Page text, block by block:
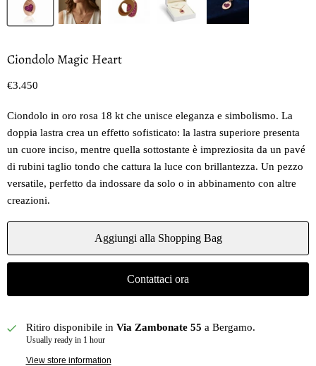
Ciondolo Magic Heart
Prezzo oggi
€3.450
Ciondolo in oro rosa 18 kt che unisce eleganza e simbolismo. La
doppia lastra crea un effetto sofisticato: la lastra superiore presenta
un cuore inciso, mentre quella sottostante è impreziosita da un pavé
di rubini taglio tondo che cattura la luce con brillantezza. Un pezzo
versatile, perfetto da indossare da solo o in abbinamento con altre
creazioni.
Aggiungi alla Shopping Bag
Contattaci ora
Ritiro disponibile in Via Zambonate 55 a Bergamo.
Usually ready in 1 hour
View store information